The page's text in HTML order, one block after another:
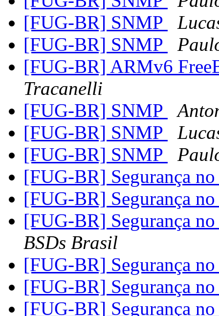
[FUG-BR] SNMP
[FUG-BR] SNMP
[FUG-BR] ARMv6
Tracanelli
[FUG-BR] SNMP
[FUG-BR] SNMP
[FUG-BR] SNMP
[FUG-BR] Segurança
[FUG-BR] Segurança
[FUG-BR] Segurança
BSDs Brasil
[FUG-BR] Segurança
[FUG-BR] Segurança
[FUG-BR] Segurança